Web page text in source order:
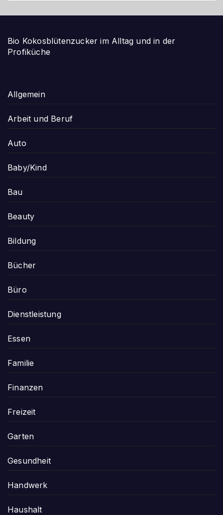
Bio Kokosblütenzucker im Alltag und in der
Profiküche
Allgemein
Arbeit und Beruf
Auto
Baby/Kind
Bau
Beauty
Bildung
Bücher
Büro
Dienstleistung
Essen
Familie
Finanzen
Freizeit
Garten
Gesundheit
Handwerk
Haushalt